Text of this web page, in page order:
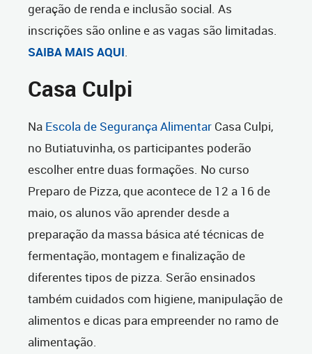
geração de renda e inclusão social. As
inscrições são online e as vagas são limitadas.
SAIBA MAIS AQUI.
Casa Culpi
Na Escola de Segurança Alimentar Casa Culpi,
no Butiatuvinha, os participantes poderão
escolher entre duas formações. No curso
Preparo de Pizza, que acontece de 12 a 16 de
maio, os alunos vão aprender desde a
preparação da massa básica até técnicas de
fermentação, montagem e finalização de
diferentes tipos de pizza. Serão ensinados
também cuidados com higiene, manipulação de
alimentos e dicas para empreender no ramo de
alimentação.